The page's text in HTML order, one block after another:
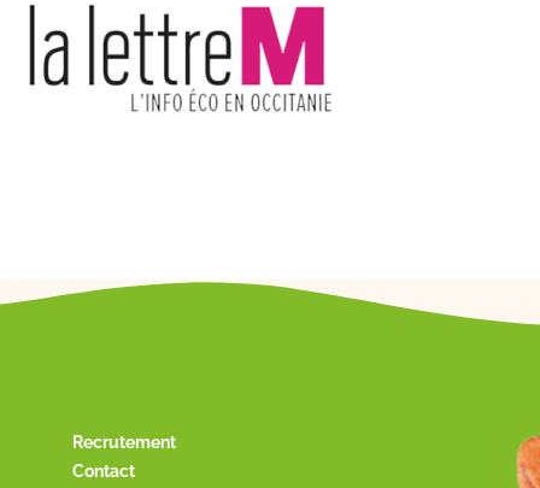
Recrutement
Contact